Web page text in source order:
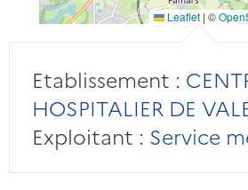
Leaflet | ©
Etablissement :
HOSPITALIER DE
Exploitant : Service